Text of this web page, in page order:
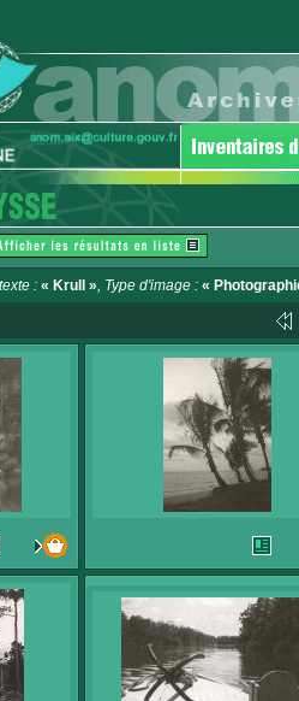
: « Krull », Type d'image : «